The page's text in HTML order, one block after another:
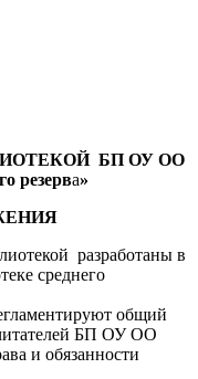
БП ОУ ОО
резерва»
разработаны в
среднего
общий
БП ОУ ОО
и обязанности